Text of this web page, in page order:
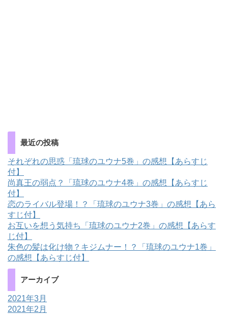
最近の投稿
それぞれの思惑「琉球のユウナ5巻」の感想【あらすじ
付】
尚真王の弱点？「琉球のユウナ4巻」の感想【あらすじ
付】
恋のライバル登場！？「琉球のユウナ3巻」の感想【あら
すじ付】
お互いを想う気持ち「琉球のユウナ2巻」の感想【あらす
じ付】
朱色の髪は化け物？キジムナー！？「琉球のユウナ1巻」
の感想【あらすじ付】
アーカイブ
2021年3月
2021年2月